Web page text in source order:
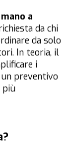
a
da chi
da solo
In teoria, il
i
preventivo
più